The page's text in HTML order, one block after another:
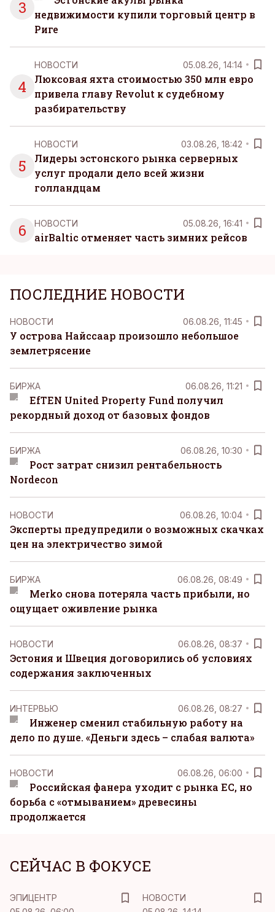
3
недвижимости купили торговый центр в
Риге
4
НОВОСТИ 05.08.26, 14:14
Люксовая яхта стоимостью 350 млн евро
привела главу Revolut к судебному
разбирательству
5
НОВОСТИ 03.08.26, 18:42
Лидеры эстонского рынка серверных
услуг продали дело всей жизни
голландцам
6 НОВОСТИ 05.08.26, 16:41
airBaltic отменяет часть зимних рейсов
ПОСЛЕДНИЕ НОВОСТИ
НОВОСТИ 06.08.26, 11:45
У острова Найссаар произошло небольшое
землетрясение
БИРЖА 06.08.26, 11:21
EfTEN United Property Fund получил
рекордный доход от базовых фондов
БИРЖА 06.08.26, 10:30
Рост затрат снизил рентабельность
Nordecon
НОВОСТИ 06.08.26, 10:04
Эксперты предупредили о возможных скачках
цен на электричество зимой
БИРЖА 06.08.26, 08:49
Merko снова потеряла часть прибыли, но
ощущает оживление рынка
НОВОСТИ 06.08.26, 08:37
Эстония и Швеция договорились об условиях
содержания заключенных
ИНТЕРВЬЮ 06.08.26, 08:27
Инженер сменил стабильную работу на
дело по душе. «Деньги здесь – слабая валюта»
НОВОСТИ 06.08.26, 06:00
Российская фанера уходит с рынка ЕС, но
борьба с «отмыванием» древесины
продолжается
СЕЙЧАС В ФОКУСЕ
ЭПИЦЕНТР
НОВОСТИ